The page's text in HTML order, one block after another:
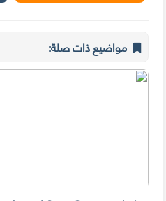
مواضيع ذات صلة: